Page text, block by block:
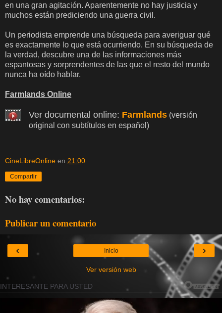
en una gran agitación. Aparentemente no hay justicia y
muchos están prediciendo una guerra civil.
Un periodista emprende una búsqueda para averiguar qué
es exactamente lo que está ocurriendo. En su búsqueda de
la verdad, descubre una de las informaciones más
espantosas y sorprendentes de las que el resto del mundo
nunca ha oído hablar.
Farmlands Online
Ver documental online: Farmlands(versión
original con subtítulos en español)
CineLibreOnline en 21:00
Compartir
No hay comentarios:
Publicar un comentario
‹ ›
Inicio
Ver versión web